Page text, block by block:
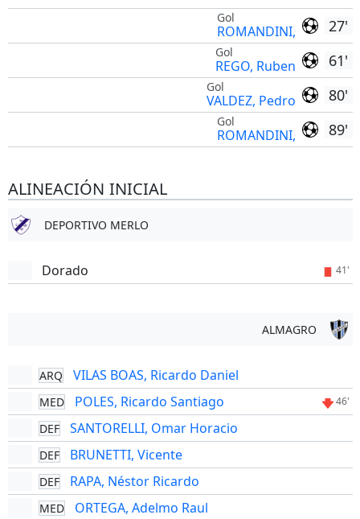
27'
Gol
ROMANDINI,
61'
Gol
REGO, Ruben
80'
Gol
VALDEZ, Pedro
89'
Gol
ROMANDINI,
ALINEACIÓN INICIAL
DEPORTIVO MERLO
Dorado 41'
ALMAGRO
ARQ VILAS BOAS, Ricardo Daniel
MED POLES, Ricardo Santiago 46'
DEF SANTORELLI, Omar Horacio
DEF BRUNETTI, Vicente
DEF RAPA, Néstor Ricardo
MED ORTEGA, Adelmo Raul